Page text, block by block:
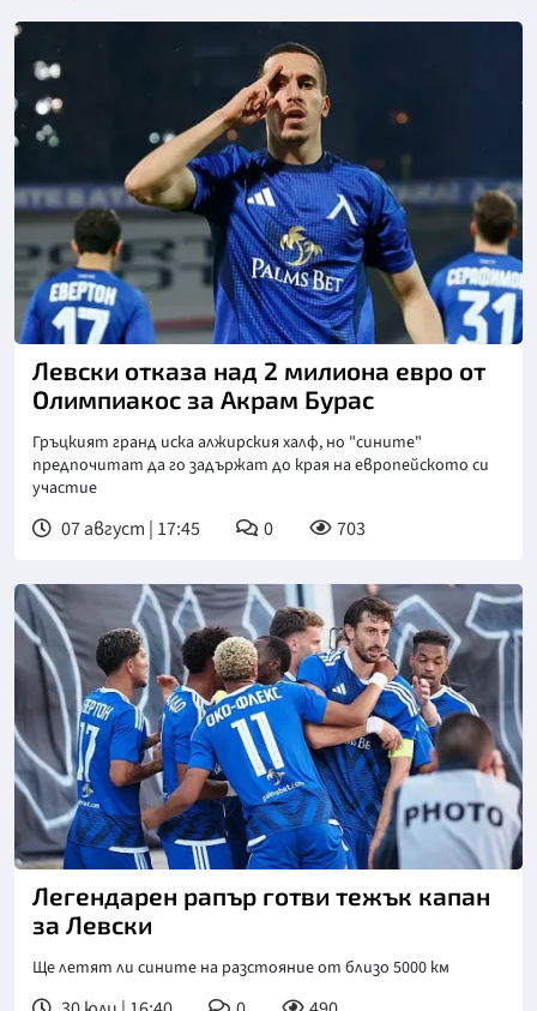
Снимка: goggle
Левски отказа над 2 милиона евро от
Олимпиакос за Акрам Бурас
Гръцкият гранд иска алжирския халф, но "сините"
предпочитат да го задържат до края на европейското си
участие
07 август | 17:45 0 703
Легендарен рапър готви тежък капан
за Левски
Ще летят ли сините на разстояние от близо 5000 км